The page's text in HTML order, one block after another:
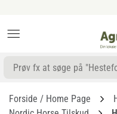
Forside / Home Page